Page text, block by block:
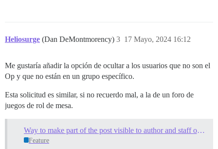
Heliosurge (Dan DeMontmorency) 17 Mayo, 2024 16:12
3
Me gustaría añadir la opción de ocultar a los usuarios que no son el
Op y que no están en un grupo específico.
Esta solicitud es similar, si no recuerdo mal, a la de un foro de
juegos de rol de mesa.
Way to make part of the post visible to author and staff only?
Feature